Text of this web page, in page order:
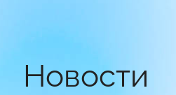
Новости